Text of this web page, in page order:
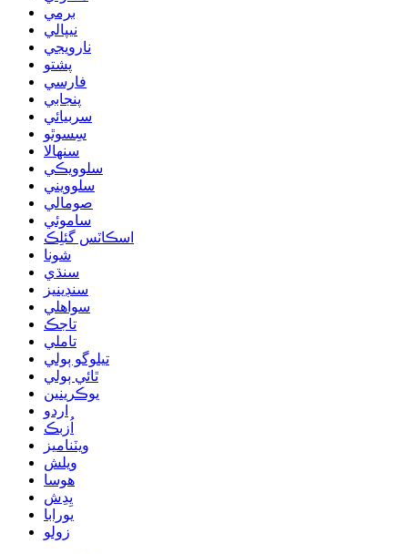
برمي
نيپالي
نارويجي
پشتو
فارسي
پنجابي
سربيائي
سِسوٿو
سنھالا
سلوويڪي
سلوويني
صومالي
ساموئي
اسڪاٽس گئلِڪ
شونا
سنڌي
سنڊينيز
سواهلي
تاجڪ
تاملي
تيلوگو ٻولي
ٿائي ٻولي
يوڪرينين
اردو
اُزبڪ
ويٽناميز
ويلش
هوسا
يِدِش
يورابا
زولو